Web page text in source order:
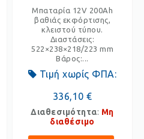
Μπαταρία 12V 200Ah
βαθιάς εκφόρτισης,
κλειστού τύπου.
Διαστάσεις:
522×238×218/223 mm
Βάρος:...
Τιμή χωρίς ΦΠΑ:
336,10 €
Διαθεσιμότητα: Μη
διαθέσιμο